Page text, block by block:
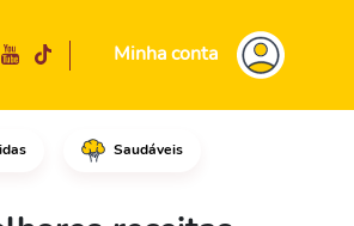
Minha conta
Saudáveis